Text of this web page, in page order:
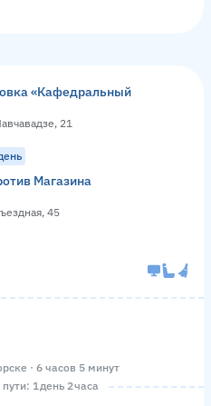
«Кафедральный
21
Магазина
45
· 6 часов 5 минут
1 день 2 часа